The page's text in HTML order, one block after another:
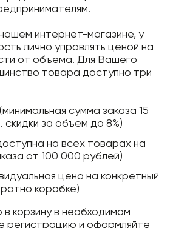
интернет-магазине, у
лично управлять ценой на
от объема. Для Вашего
товара доступно три
сумма заказа 15
за объем до 8%)
на всех товарах на
от 100 000 рублей)
цена на конкретный
коробке)
корзину в необходимом
регистрацию и оформляйте